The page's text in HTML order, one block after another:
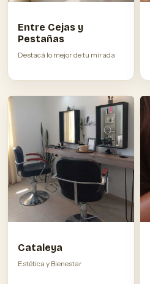
Entre Cejas y
Pestañas
Destacá lo mejor de tu mirada
Cataleya
Estética y Bienestar